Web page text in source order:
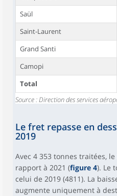
Saül
Saint-Laurent
Grand Santi
Camopi
Total
Source : Direction des services
Le fret repasse en
2019
Avec 4 353 tonnes traitées,
rapport à 2021 (figure 4). Le
celui de 2019 (4811). La
augmente uniquement à